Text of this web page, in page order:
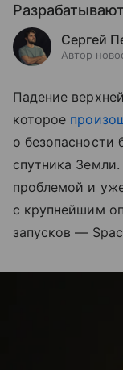
Сергей
Автор
Падение
которое
о безопасности
спутника
проблемой и
с крупнейшим
запусков —